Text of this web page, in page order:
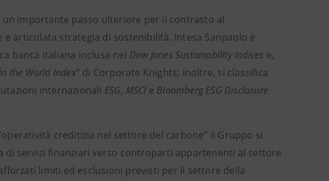
un importante passo ulteriore per il contrasto al
articolata strategia di sostenibilità. Intesa Sanpaolo è
banca italiana inclusa nei Dow Jones Sustainability Indices e,
the World Index” di Corporate Knights; inoltre, si classifica
internazionali ESG, MSCI e Bloomberg ESG Disclosure
creditizia nel settore del carbone” il Gruppo si
di servizi finanziari verso controparti appartenenti al settore
limiti ed esclusioni previsti per il settore della